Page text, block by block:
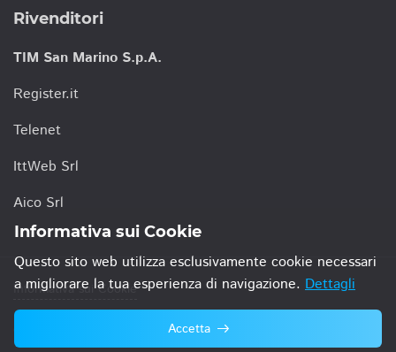
Rivenditori
TIM San Marino S.p.A.
Register.it
Telenet
IttWeb Srl
Aico Srl
Informativa sui Cookie
© 2021 TIM San Marino S.p.A.
Informativa sui Cookie
Questo sito web utilizza esclusivamente cookie necessari
a migliorare la tua esperienza di navigazione. Dettagli
Accetta